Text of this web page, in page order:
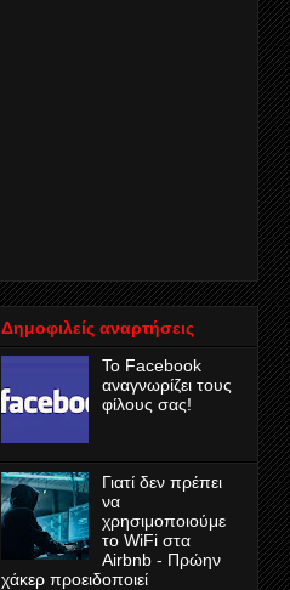
Δημοφιλείς αναρτήσεις
Το Facebook
αναγνωρίζει τους
φίλους σας!
Γιατί δεν πρέπει
να
χρησιμοποιούμε
το WiFi στα
Airbnb - Πρώην
χάκερ προειδοποιεί